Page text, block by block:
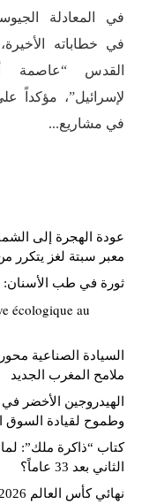
في المعادلة
في خطاباته
القدس “عاصمة
لإسرائيل”، مؤكداً
في مشاريع...
عودة الهجرة إلى
معبر سبتة لغز يتكرر
ثورة في طب الأسنان:
écologique au
السيادة الصناعية
ملامح المغرب الجديد
الهيدروجين الأخضر
وطموح لقيادة السوق
كتاب “ذاكرة ملك”:
الثاني بعد 33 عاماً؟